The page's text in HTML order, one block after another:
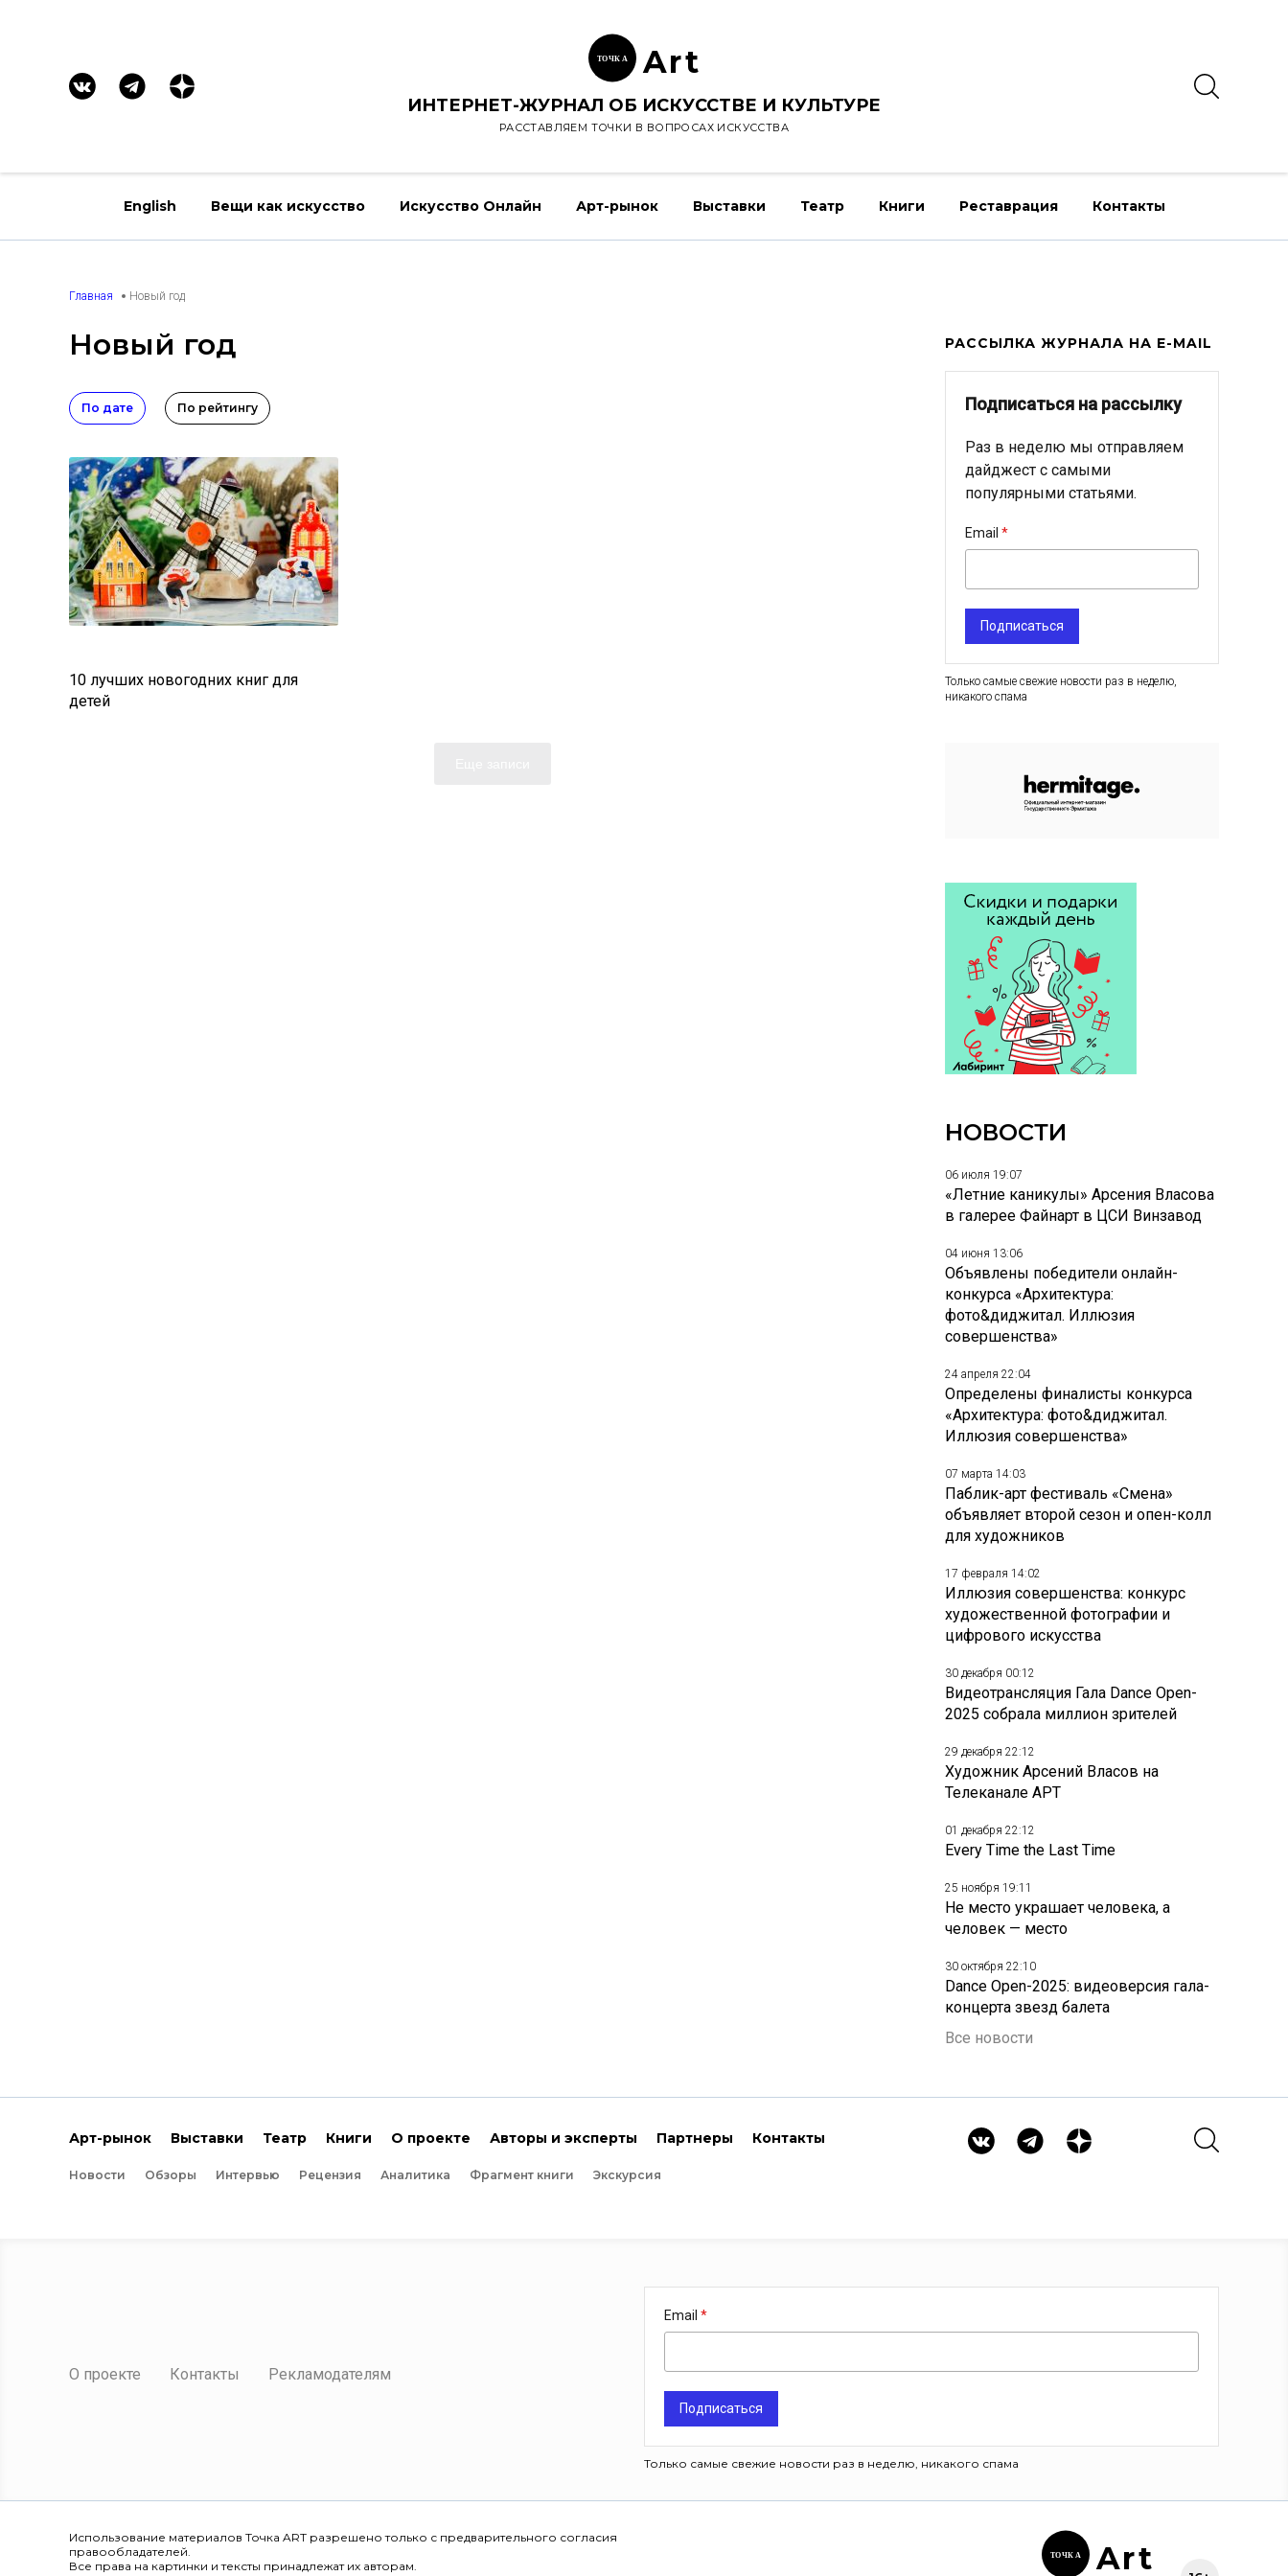
ТОЧК А Art
ИНТЕРНЕТ-ЖУРНАЛ ОБ ИСКУССТВЕ И КУЛЬТУРЕ
РАССТАВЛЯЕМ ТОЧКИ В ВОПРОСАХ ИСКУССТВА
English Вещи как искусство Искусство Онлайн Арт-рынок Выставки Театр Книги Реставрация Контакты
Главная Новый год
Новый год
По дате По рейтингу
10 лучших новогодних книг для
детей
РАССЫЛКА ЖУРНАЛА НА E-MAIL
Подписаться на рассылку
Раз в неделю мы отправляем
дайджест с самыми
популярными статьями.
Email
Подписаться
Только самые свежие новости раз в неделю,
никакого спама
НОВОСТИ
06 июля 19:07
«Летние каникулы» Арсения Власова
в галерее Файнарт в ЦСИ Винзавод
04 июня 13:06
Объявлены победители онлайн-
конкурса «Архитектура:
фото&диджитал. Иллюзия
совершенства»
24 апреля 22:04
Определены финалисты конкурса
«Архитектура: фото&диджитал.
Иллюзия совершенства»
07 марта 14:03
Паблик-арт фестиваль «Смена»
объявляет второй сезон и опен-колл
для художников
17 февраля 14:02
Иллюзия совершенства: конкурс
художественной фотографии и
цифрового искусства
30 декабря 00:12
Видеотрансляция Гала Dance Open-
2025 собрала миллион зрителей
29 декабря 22:12
Художник Арсений Власов на
Телеканале АРТ
01 декабря 22:12
Every Time the Last Time
25 ноября 19:11
Не место украшает человека, а
человек — место
30 октября 22:10
Dance Open-2025: видеоверсия гала-
концерта звезд балета
Все новости
Арт-рынок Выставки Театр Книги О проекте Авторы и эксперты Партнеры Контакты
Новости Обзоры Интервью Рецензия Аналитика Фрагмент книги Экскурсия
О проекте Контакты Рекламодателям
Email
Подписаться
Только самые свежие новости раз в неделю, никакого спама
Использование материалов Точка ART разрешено только с предварительного согласия
правообладателей.
Все права на картинки и тексты принадлежат их авторам.
ТОЧК А Art